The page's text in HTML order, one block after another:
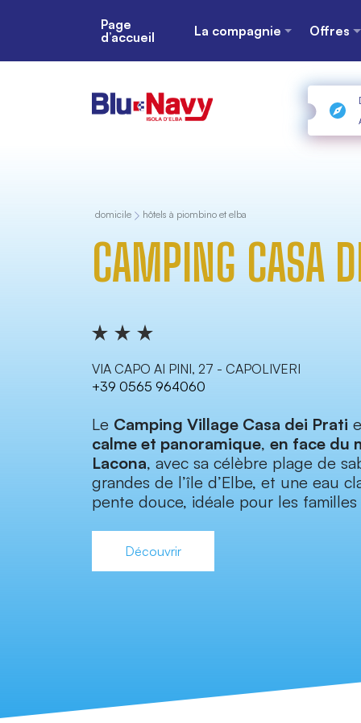
Page
d’accueil
La compagnie Offres
domicile hôtels à piombino et elba
CAMPING CASA
VIA CAPO AI PINI, 27 - CAPOLIVERI
+39 0565 964060
Le Camping Village Casa dei Prati
calme et panoramique, en face du
Lacona, avec sa célèbre plage de
grandes de l’île d’Elbe, et une eau
pente douce, idéale pour les
Découvrir